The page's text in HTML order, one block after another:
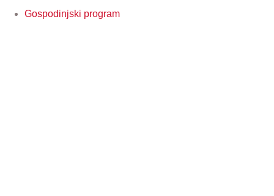
Gospodinjski program